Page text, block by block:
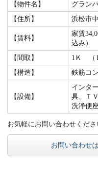
【物件名】
グラン
【住所】
浜松市
【賃料】
家賃
込み）
【間取】
1Ｋ （
【構造】
鉄筋コ
【設備】
インタ
具、Ｔ
洗浄便
お気軽にお問い合わせくだ
お問い合わせ